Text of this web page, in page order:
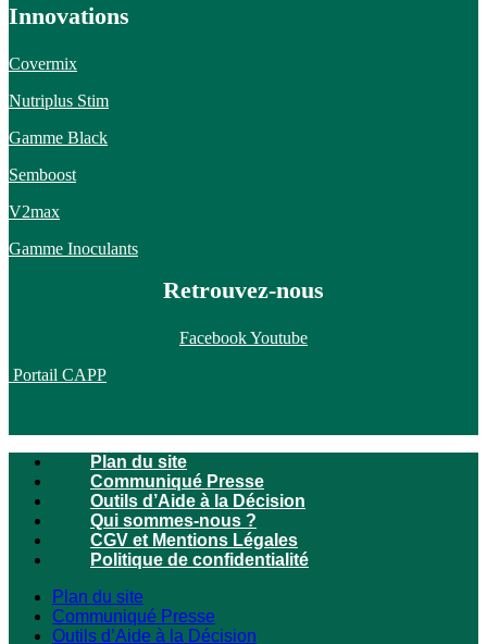
Innovations
Covermix
Nutriplus Stim
Gamme Black
Semboost
V2max
Gamme Inoculants
Retrouvez-nous
FacebookYoutube
Portail CAPP
Plan du site
Communiqué Presse
Outils d’Aide à la Décision
Qui sommes-nous ?
CGV et Mentions Légales
Politique de confidentialité
Plan du site
Communiqué Presse
Outils d’Aide à la Décision